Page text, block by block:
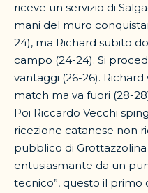
riceve un servizio di
mani del muro
24), ma Richard subito
campo (24-24). Si
vantaggi (26-26).
match ma va fuori (28-
Poi Riccardo Vecchi
ricezione catanese non
pubblico di
entusiasmante da un
tecnico”, questo il